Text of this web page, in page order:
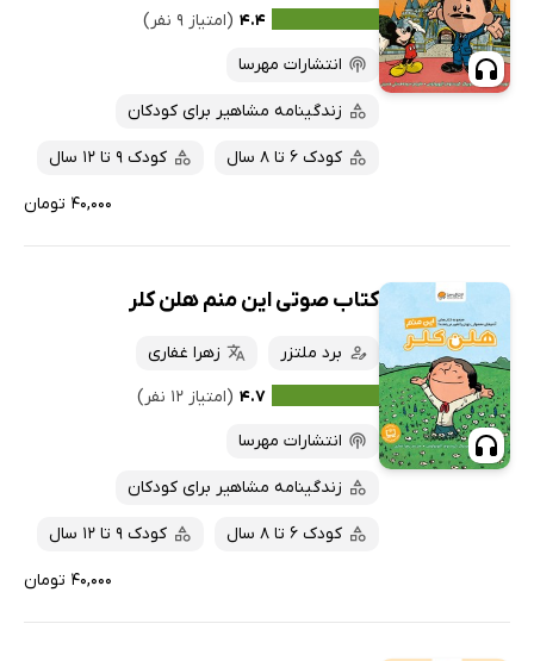
۴.۴ (امتیاز ۹ نفر)
انتشارات مهرسا
زندگینامه مشاهیر برای کودکان
کودک 6 تا 8 سال کودک 9 تا 12 سال
۴۰,۰۰۰ تومان
کتاب صوتی این منم هلن کلر
برد ملتزر
زهرا غفاری
۴.۷ (امتیاز ۱۲ نفر)
انتشارات مهرسا
زندگینامه مشاهیر برای کودکان
کودک 6 تا 8 سال کودک 9 تا 12 سال
۴۰,۰۰۰ تومان